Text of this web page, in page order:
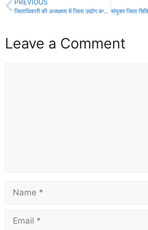
PREVIOUS
जिलाधिकारी की अध्यक्षता में जिला उद्योग बन्धु, श्रम बन्धु एवं औद्योगिक व्यापारिक सुरक्षा फोरम की बैठक हुई आयोजित।
Leave a Comment